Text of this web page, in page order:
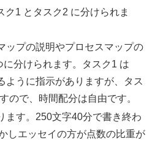
ク1 とタスク2 に分けられま
ップの説明やプロセスマップの
分けられます。タスク1 は
ように指示がありますが、タス
ので、時間配分は自由です。
ます。250文字40分で書き終わ
しエッセイの方が点数の比重が